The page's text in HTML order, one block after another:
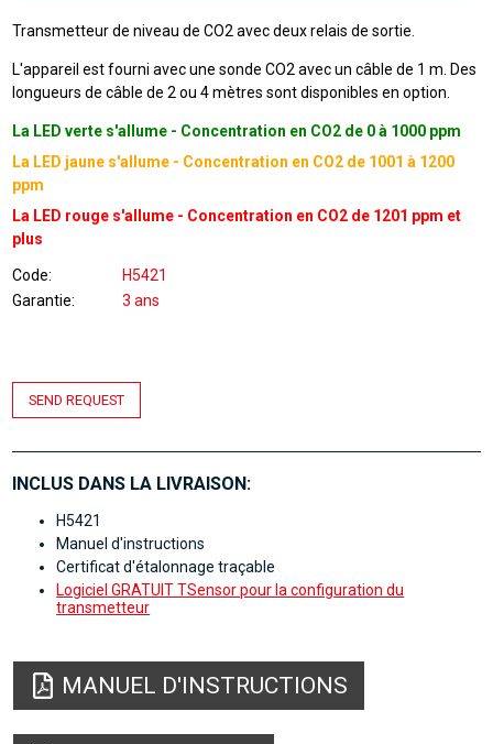
Transmetteur de niveau de CO2 avec deux relais de sortie.
L'appareil est fourni avec une sonde CO2 avec un câble de 1 m. Des
longueurs de câble de 2 ou 4 mètres sont disponibles en option.
La LED verte s'allume - Concentration en CO2 de 0 à 1000 ppm
La LED jaune s'allume - Concentration en CO2 de 1001 à 1200
ppm
La LED rouge s'allume - Concentration en CO2 de 1201 ppm et
plus
Code
H5421
Garantie
3 ans
SEND REQUEST
INCLUS DANS LA LIVRAISON:
H5421
Manuel d'instructions
Certificat d'étalonnage traçable
Logiciel GRATUIT TSensor pour la configuration du
transmetteur
MANUEL D'INSTRUCTIONS